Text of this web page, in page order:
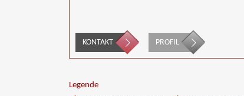
KONTAKT PROFIL
Legende